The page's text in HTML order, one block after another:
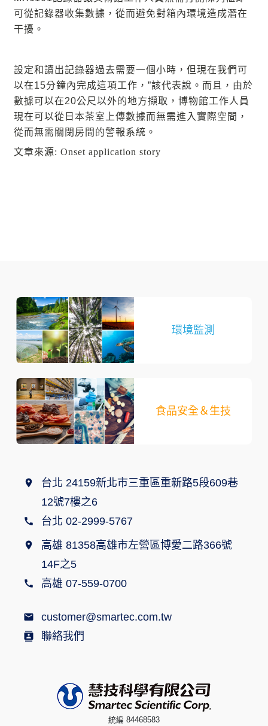
可從記錄器收集數據，從而避免對箱內環境造成潛在
干擾。
設定和讀出記錄器過去需要一個小時，但現在我們可
以在15分鐘內完成這項工作，”該代表說。 而且，由於
數據可以在20公尺以外的地方擷取，博物館工作人員
現在可以從日本茶室上傳數據而無需進入實際空間，
從而無需關閉房間的警報系統。
文章來源: Onset application story
環境監測
食品安全＆生技
台北 24159新北市三重區重新路5段609巷
12號7樓之6
台北 02-2999-5767
高雄 81358高雄市左營區博愛二路366號
14F之5
高雄 07-559-0700
customer@smartec.com.tw
聯絡我們
統編 84468583